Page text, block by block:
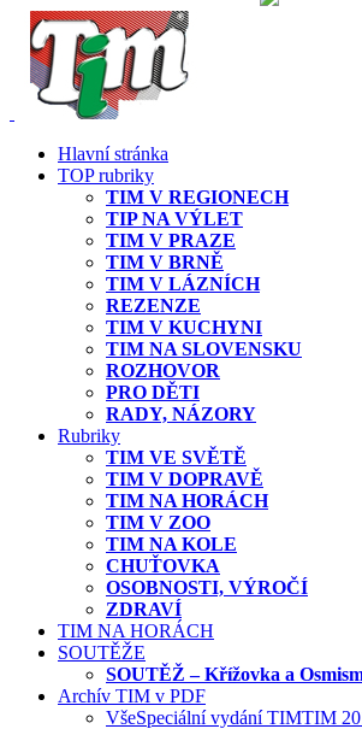
Hlavní stránka
TOP rubriky
TIM V REGIONECH
TIP NA VÝLET
TIM V PRAZE
TIM V BRNĚ
TIM V LÁZNÍCH
REZENZE
TIM V KUCHYNI
TIM NA SLOVENSKU
ROZHOVOR
PRO DĚTI
RADY, NÁZORY
Rubriky
TIM VE SVĚTĚ
TIM V DOPRAVĚ
TIM NA HORÁCH
TIM V ZOO
TIM NA KOLE
CHUŤOVKA
OSOBNOSTI, VÝROČÍ
ZDRAVÍ
TIM NA HORÁCH
SOUTĚŽE
SOUTĚŽ – Křížovka a
Archív TIM v PDF
VšeSpeciální vydání TIMTIM